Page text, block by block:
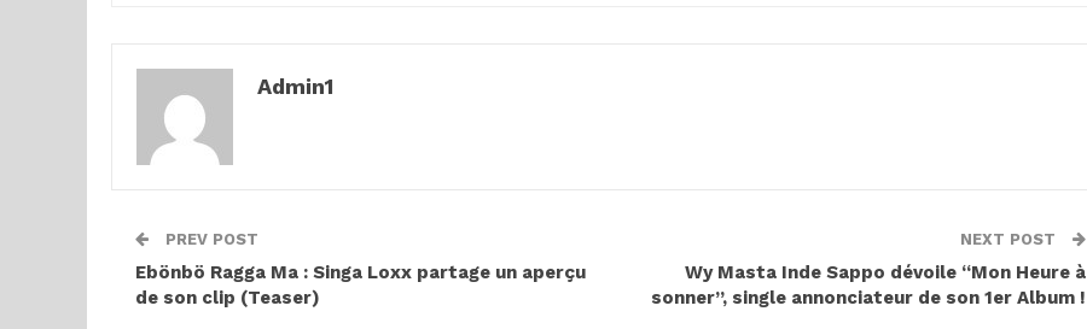
Admin1
PREV POST
Ebönbö Ragga Ma : Singa Loxx partage un aperçu
de son clip (Teaser)
NEXT POST
Wy Masta Inde Sappo dévoile “Mon Heure à
sonner”, single annonciateur de son 1er Album !